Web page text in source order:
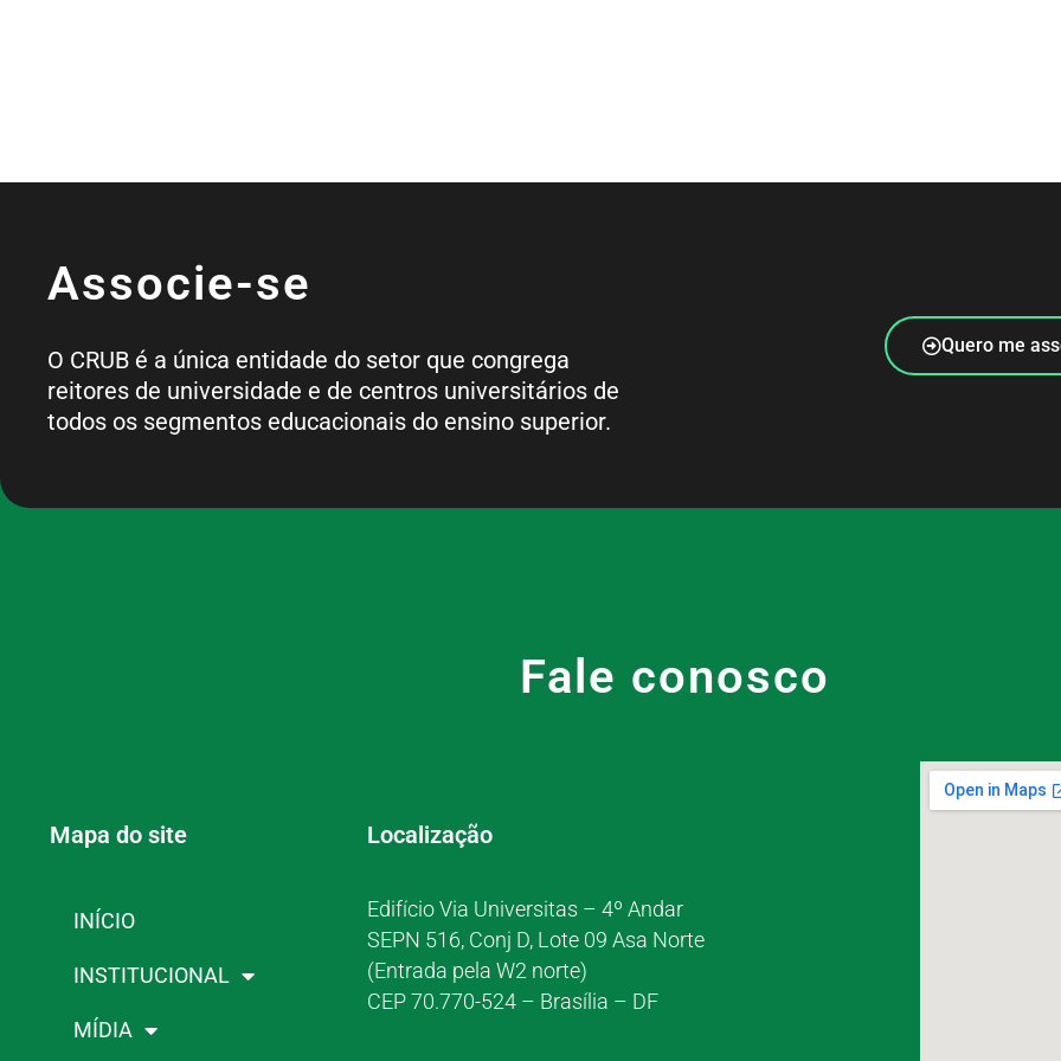
Associe-se
O CRUB é a única entidade do setor que congrega
reitores de universidade e de centros universitários de
todos os segmentos educacionais do ensino superior.
Quero me
Fale conosco
Mapa do site
INÍCIO
INSTITUCIONAL
MÍDIA
Localização
Edifício Via Universitas – 4º Andar
SEPN 516, Conj D, Lote 09 Asa Norte
(Entrada pela W2 norte)
CEP 70.770-524 – Brasília – DF